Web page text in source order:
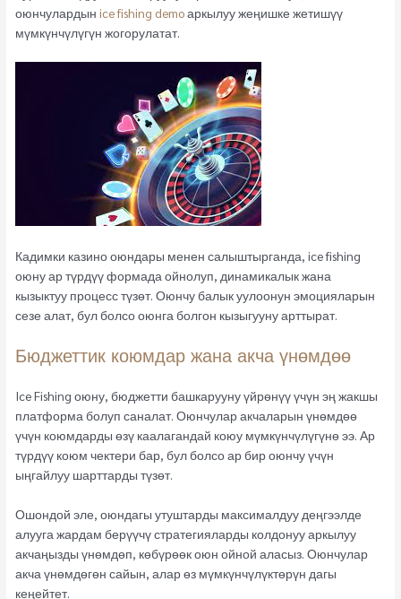
оюнчулардынice fishing demoаркылуу жеңишке жетишүү
мүмкүнчүлүгүн жогорулатат.
Кадимки казино оюндары менен салыштырганда, ice fishing
оюну ар түрдүү формада ойнолуп, динамикалык жана
кызыктуу процесс түзөт. Оюнчу балык уулоонун эмоцияларын
сезе алат, бул болсо оюнга болгон кызыгууну арттырат.
Бюджеттик коюмдар жана акча үнөмдөө
Ice Fishing оюну, бюджетти башкарууну үйрөнүү үчүн эң жакшы
платформа болуп саналат. Оюнчулар акчаларын үнөмдөө
үчүн коюмдарды өзү каалагандай коюу мүмкүнчүлүгүнө ээ. Ар
түрдүү коюм чектери бар, бул болсо ар бир оюнчу үчүн
ыңгайлуу шарттарды түзөт.
Ошондой эле, оюндагы утуштарды максималдуу деңгээлде
алууга жардам берүүчү стратегияларды колдонуу аркылуу
акчаңызды үнөмдөп, көбүрөөк оюн ойной аласыз. Оюнчулар
акча үнөмдөгөн сайын, алар өз мүмкүнчүлүктөрүн дагы
кеңейтет.